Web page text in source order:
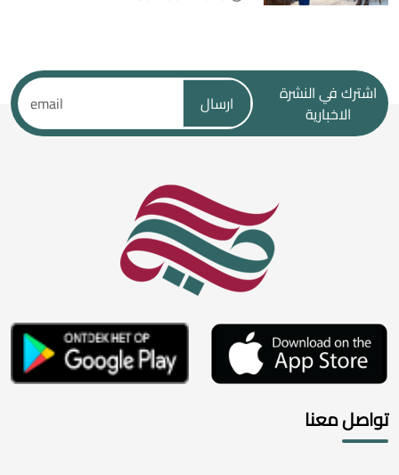
اشترك في النشرة
الاخبارية
ارسال
تواصل معنا